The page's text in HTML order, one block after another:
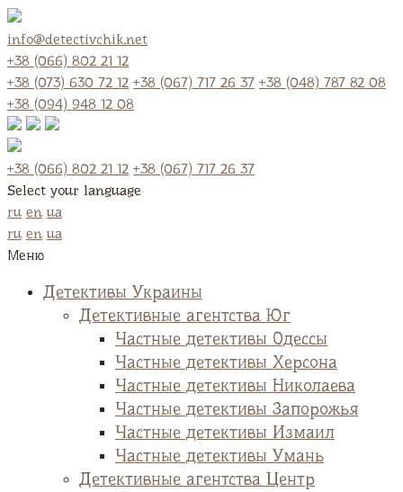
info@detectivchik.net
+38 (066) 802 21 12
+38 (073) 630 72 12 +38 (067) 717 26 37 +38 (048) 787 82 08
+38 (094) 948 12 08
+38 (066) 802 21 12 +38 (067) 717 26 37
Select your language
ru en ua
ru en ua
Меню
Детективы Украины
Детективные агентства Юг
Частные детективы Одессы
Частные детективы Херсона
Частные детективы Николаева
Частные детективы Запорожья
Частные детективы Измаил
Частные детективы Умань
Детективные агентства Центр